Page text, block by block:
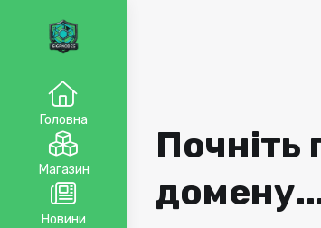
Головна
Магазин
Новини